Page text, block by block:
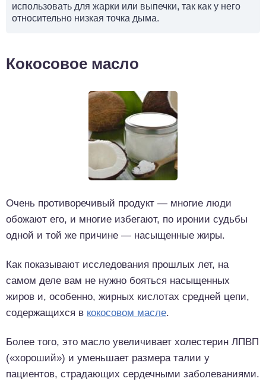
использовать для жарки или выпечки, так как у него
относительно низкая точка дыма.
Кокосовое масло
Очень противоречивый продукт — многие люди
обожают его, и многие избегают, по иронии судьбы
одной и той же причине — насыщенные жиры.
Как показывают исследования прошлых лет, на
самом деле вам не нужно бояться насыщенных
жиров и, особенно, жирных кислотах средней цепи,
содержащихся в кокосовом масле.
Более того, это масло увеличивает холестерин ЛПВП
(«хороший») и уменьшает размера талии у
пациентов, страдающих сердечными заболеваниями.